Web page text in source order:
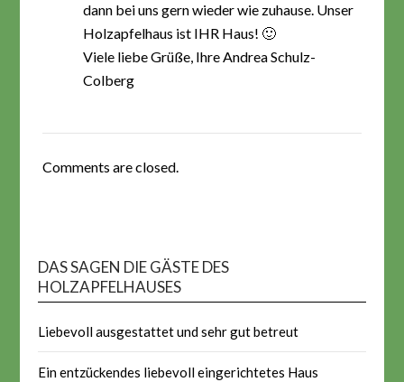
dann bei uns gern wieder wie zuhause. Unser
Holzapfelhaus ist IHR Haus! 🙂
Viele liebe Grüße, Ihre Andrea Schulz-
Colberg
Comments are closed.
DAS SAGEN DIE GÄSTE DES
HOLZAPFELHAUSES
Liebevoll ausgestattet und sehr gut betreut
Ein entzückendes liebevoll eingerichtetes Haus